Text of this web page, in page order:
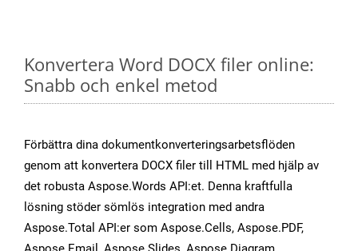
Konvertera Word DOCX filer online:
Snabb och enkel metod
Förbättra dina dokumentkonverteringsarbetsflöden
genom att konvertera DOCX filer till HTML med hjälp av
det robusta Aspose.Words API:et. Denna kraftfulla
lösning stöder sömlös integration med andra
Aspose.Total API:er som Aspose.Cells, Aspose.PDF,